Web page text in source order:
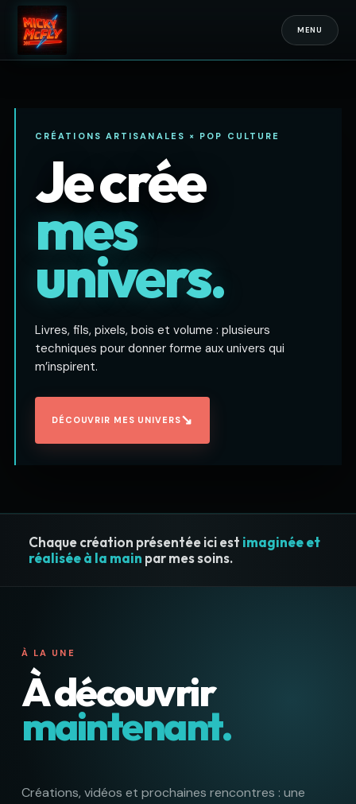
MENU
CRÉATIONS ARTISANALES × POP CULTURE
Je crée
mes
univers.
Livres, fils, pixels, bois et volume : plusieurs
techniques pour donner forme aux univers qui
m’inspirent.
DÉCOUVRIR MES UNIVERS↘
Chaque création présentée ici est imaginée et
réalisée à la main par mes soins.
À LA UNE
À découvrir
maintenant.
Créations, vidéos et prochaines rencontres : une